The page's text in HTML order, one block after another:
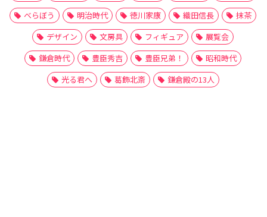
べらぼう
明治時代 徳川家康 織田信長
抹茶
デザイン
文房具 フィギュア
展覧会
鎌倉時代
豊臣秀吉 豊臣兄弟！
昭和時代
光る君へ
葛飾北斎 鎌倉殿の13人